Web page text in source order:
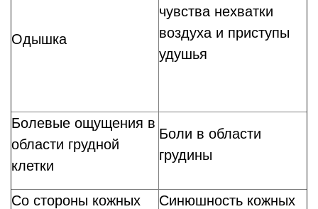
Одышка
чувства нехватки
воздуха и приступы
удушья
Болевые ощущения в
области грудной
клетки
Боли в области
грудины
Со стороны кожных
Синюшность кожных